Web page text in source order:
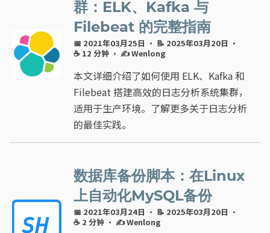
群：ELK、Kafka 与
Filebeat 的完整指南
📅 2021年03月25日 · 📝 2025年03月20日 ·
☕ 12 分钟 · ✍ Wenlong
本文详细介绍了如何使用 ELK、Kafka 和
Filebeat 搭建高效的日志分析系统集群，
适用于生产环境。了解更多关于日志分析
的最佳实践。
数据库备份脚本：在Linux
上自动化MySQL备份
📅 2021年03月24日 · 📝 2025年03月20日 ·
☕ 2 分钟 · ✍ Wenlong